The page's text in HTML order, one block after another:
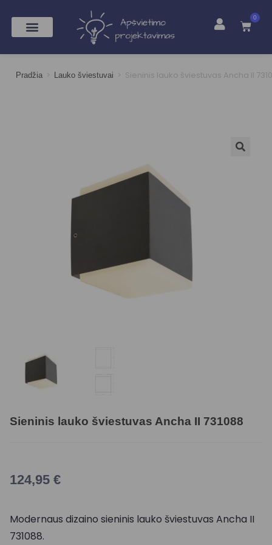
0
Pradžia > Lauko šviestuvai > Sieninis lauko šviestuvas Ancha II
Sieninis lauko šviestuvas Ancha II 731088
124,95 €
Modernaus dizaino sieninis lauko šviestuvas Ancha II
731088.